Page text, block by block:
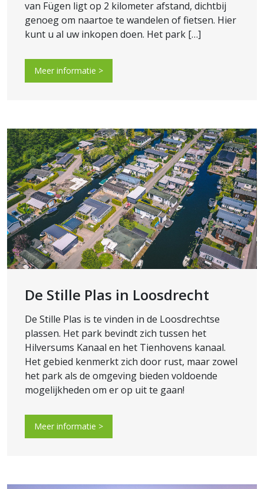
van Fügen ligt op 2 kilometer afstand, dichtbij
genoeg om naartoe te wandelen of fietsen. Hier
kunt u al uw inkopen doen. Het park […]
Meer informatie >
De Stille Plas in Loosdrecht
De Stille Plas is te vinden in de Loosdrechtse
plassen. Het park bevindt zich tussen het
Hilversums Kanaal en het Tienhovens kanaal.
Het gebied kenmerkt zich door rust, maar zowel
het park als de omgeving bieden voldoende
mogelijkheden om er op uit te gaan!
Meer informatie >